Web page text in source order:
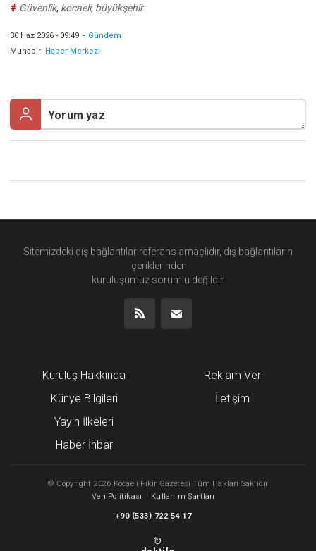
# Güvenlik, kocaeli, büyükşehir
30 Haz 2026 - 09:49 - Gündem
Muhabir Haber Merkezi
Sitemizdeki dış bağlantılar referans amaçlıdır, dış bağlantıların
içeriklerinden
kuruluşumuz sorumlu değildir.
Kuruluş Hakkında
Künye Bilgileri
Yayın İlkeleri
Haber İhbar
Reklam Ver
İletişim
© Copyright 2026 Kocaeli Fikir Gazetesi Tüm Hakları Saklıdır
Veri Politikası
Kullanım Şartları
+90 (533) 722 54 17